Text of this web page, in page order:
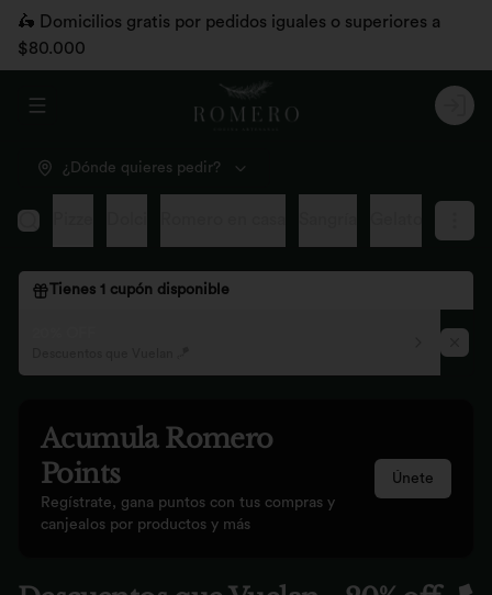
🛵 Domicilios gratis por pedidos iguales o superiores a
$80.000
Abrir menu de navegación Login
¿Dónde quieres pedir?
Tienes 1 cupón disponible
Acumula Romero
Points
Regístrate, gana puntos con tus compras y
canjealos por productos y más
Únete